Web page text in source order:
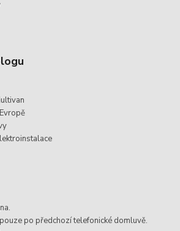
po předchozí telefonické domluvě.